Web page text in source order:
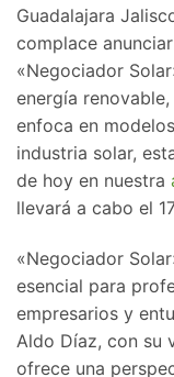
Guadalajara
complace
«Negociador
energía
enfoca en
industria solar,
de hoy en nuestra
llevará a cabo el
«Negociador
esencial para
empresarios y
Aldo Díaz, con su
ofrece una